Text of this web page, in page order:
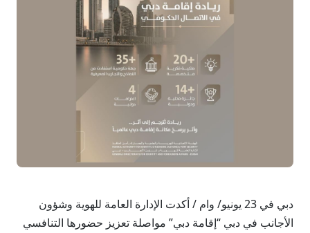
دبي في 23 يونيو/ وام / أكدت الإدارة العامة للهوية وشؤون
الأجانب في دبي “إقامة دبي” مواصلة تعزيز حضورها التنافسي